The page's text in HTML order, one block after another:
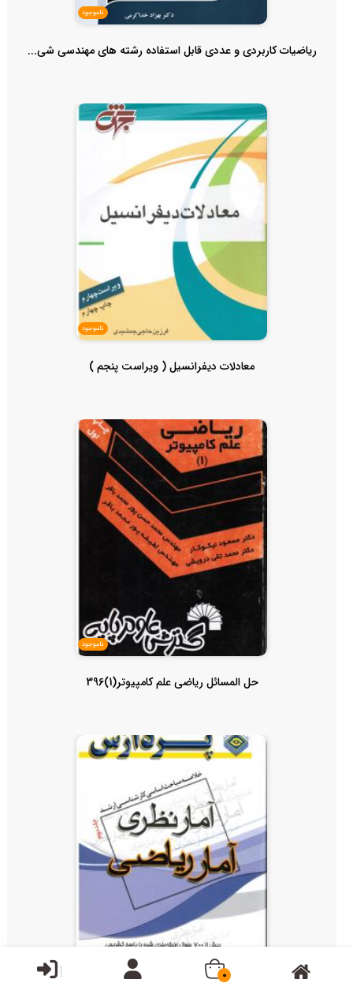
ناموجود
ریاضیات کاربردی و عددی قابل استفاده رشته های مهندسی شی...
ناموجود
معادلات دیفرانسیل ( ویراست پنجم )
ناموجود
حل المسائل ریاضی علم کامپیوتر(1)396
0